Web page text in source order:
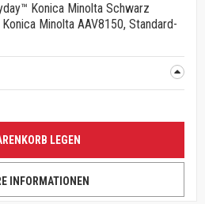
Konica Minolta Schwarz
Minolta AAV8150, Standard-
LEGEN
INFORMATIONEN